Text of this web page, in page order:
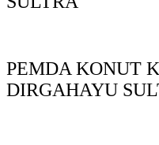
PEMDA KONUT
DIRGAHAYU